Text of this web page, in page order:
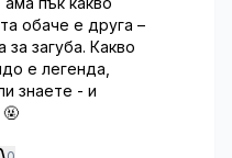
обаче е друга –
за загуба. Какво
е легенда,
знаете - и